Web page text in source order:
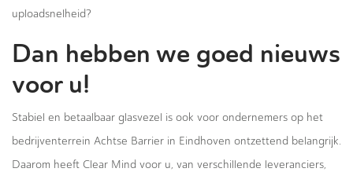
uploadsnelheid?
Dan hebben we goed nieuws
voor u!
Stabiel en betaalbaar glasvezel is ook voor ondernemers op het
bedrijventerrein Achtse Barrier in Eindhoven ontzettend belangrijk.
Daarom heeft Clear Mind voor u, van verschillende leveranciers,